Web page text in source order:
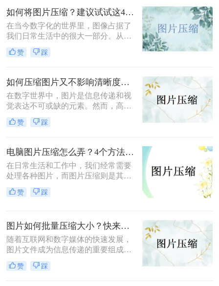
缩呢？以下是四种常用的图片压缩方
法。
如何将图片压缩？建议试试这4种方法！
在当今数字化的世界里，图像占据了
我们日常生活中的很大一部分。从社
交媒体上的个人照片到商业网站上的
产品展示图，高质量的图像对于吸引
尺寸图片可能会导致加载时间过长、
占用大量存储空间以及增加数据传输
成本等问题。因此，学会如何有效地
压缩图片，既保持良好的视觉效果又
不牺牲太多文件大小，变得尤为重
要。以下是关于如何将图片压缩的一
赞 踩
如何压缩图片又不影响清晰度？这三个方法分享给大家！
在数字世界中，图片是信息传递和视
觉表达不可或缺的元素。然而，高质
量的图片往往伴随着较大的文件体
积，给存储、传输和加载带来了不小
度，成为了许多人关注的问题。本文
将介绍三种实用的方法，帮助您轻松
实现图片压缩而不失清晰度。
赞 踩
电脑图片压缩怎么弄？4个方法帮你搞定！
在日常生活和工作中，我们经常需要
处理各种图片，而图片压缩则是其中
不可或缺的一环。图片压缩不仅能节
省存储空间，还能加快图片的传输速
缩方法，帮助大家轻松掌握图片压缩
技巧。
赞 踩
图片如何批量压缩大小？快来学习这4个方法!
随着互联网和数字媒体的快速发展，
图片文件成为信息传递的重要组成部
分。然而，原始图片文件往往体积较
大，这不仅增加了存储成本，也影响
赞 踩